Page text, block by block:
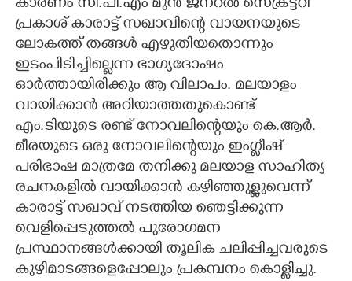
CONTACT US
കാരണം സി.പി.എം മുൻ ജനറൽ സെക്രട്ടറി
പ്രകാശ് കാരാട്ട് സഖാവിന്റെ വായനയുടെ
ലോകത്ത് തങ്ങൾ എഴുതിയതൊന്നും
ഇടംപിടിച്ചില്ലെന്ന ഭാഗ്യദോഷം
ഓർത്തായിരിക്കും ആ വിലാപം. മലയാളം
വായിക്കാൻ അറിയാത്തതുകൊണ്ട്
എം.ടിയുടെ രണ്ട് നോവലിന്റെയും കെ.ആർ.
മീരയുടെ ഒരു നോവലിന്റെയും ഇംഗ്ളീഷ്
പരിഭാഷ മാത്രമേ തനിക്കു മലയാള സാഹിത്യ
രചനകളിൽ വായിക്കാൻ കഴിഞ്ഞുള്ളുവെന്ന്
കാരാട്ട് സഖാവ് നടത്തിയ ഞെട്ടിക്കുന്ന
വെളിപ്പെടുത്തൽ പുരോഗമന
പ്രസ്ഥാനങ്ങൾക്കായി തൂലിക ചലിപ്പിച്ചവരുടെ
കുഴിമാടങ്ങളെപ്പോലും പ്രകമ്പനം കൊള്ളിച്ചു.